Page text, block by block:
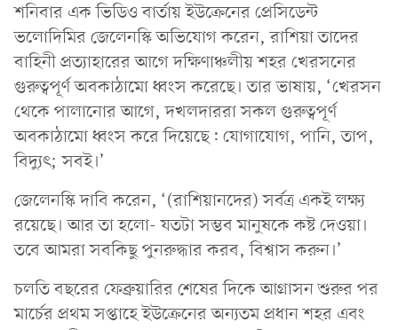
শনিবার এক ভিডিও বার্তায় ইউক্রেনের প্রেসিডেন্ট
ভলোদিমির জেলেনস্কি অভিযোগ করেন, রাশিয়া তাদের
বাহিনী প্রত্যাহারের আগে দক্ষিণাঞ্চলীয় শহর খেরসনের
গুরুত্বপূর্ণ অবকাঠামো ধ্বংস করেছে। তার ভাষায়, ‘খেরসন
থেকে পালানোর আগে, দখলদাররা সকল গুরুত্বপূর্ণ
অবকাঠামো ধ্বংস করে দিয়েছে: যোগাযোগ, পানি, তাপ,
বিদ্যুৎ; সবই।’
জেলেনস্কি দাবি করেন, ‘(রাশিয়ানদের) সর্বত্র একই লক্ষ্য
রয়েছে। আর তা হলো- যতটা সম্ভব মানুষকে কষ্ট দেওয়া।
তবে আমরা সবকিছু পুনরুদ্ধার করব, বিশ্বাস করুন।’
চলতি বছরের ফেব্রুয়ারির শেষের দিকে আগ্রাসন শুরুর পর
মার্চের প্রথম সপ্তাহে ইউক্রেনের অন্যতম প্রধান শহর এবং